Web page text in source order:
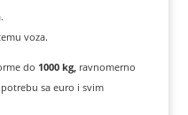
voza.
do 1000 kg, ravnomerno
sa euro i svim